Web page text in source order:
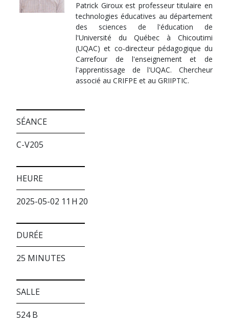
Patrick Giroux est professeur titulaire en
technologies éducatives au département
des sciences de l'éducation de
l'Université du Québec à Chicoutimi
(UQAC) et co-directeur pédagogique du
Carrefour de l'enseignement et de
l'apprentissage de l'UQAC. Chercheur
associé au CRIFPE et au GRIIPTIC.
SÉANCE
C-V205
HEURE
2025-05-02 11 H 20
DURÉE
25 MINUTES
SALLE
524 B